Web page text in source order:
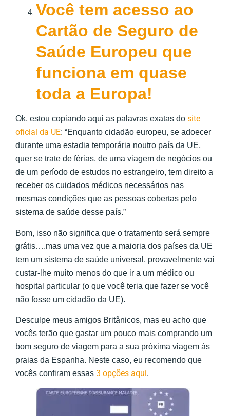
Você tem acesso ao
Cartão de Seguro de
Saúde Europeu que
funciona em quase
toda a Europa!
Ok, estou copiando aqui as palavras exatas do site
oficial da UE: “Enquanto cidadão europeu, se adoecer
durante uma estadia temporária noutro país da UE,
quer se trate de férias, de uma viagem de negócios ou
de um período de estudos no estrangeiro, tem direito a
receber os cuidados médicos necessários nas
mesmas condições que as pessoas cobertas pelo
sistema de saúde desse país.”
Bom, isso não significa que o tratamento será sempre
grátis….mas uma vez que a maioria dos países da UE
tem um sistema de saúde universal, provavelmente vai
custar-lhe muito menos do que ir a um médico ou
hospital particular (o que você teria que fazer se você
não fosse um cidadão da UE).
Desculpe meus amigos Britânicos, mas eu acho que
vocês terão que gastar um pouco mais comprando um
bom seguro de viagem para a sua próxima viagem às
praias da Espanha. Neste caso, eu recomendo que
vocês confiram essas 3 opções aqui.